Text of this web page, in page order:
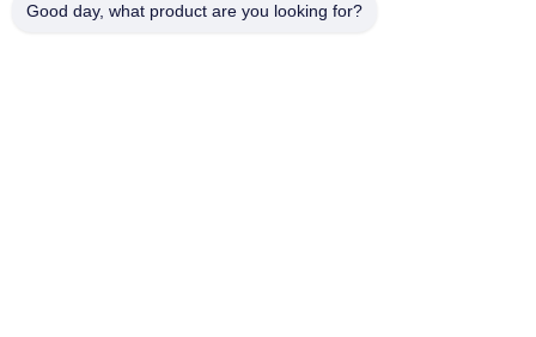
Good day, what product are you looking for?